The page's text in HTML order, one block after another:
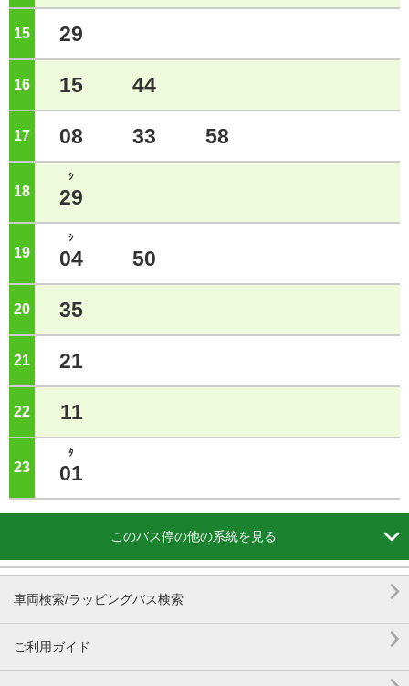
15 29
16 15 44
17 08 33 58
18
ｼ
29
19
ｼ
04 50
20 35
21 21
22 11
23
ﾀ
01
このバス停の他の系統を見る 
車両検索/ラッピングバス検索 
ご利用ガイド
